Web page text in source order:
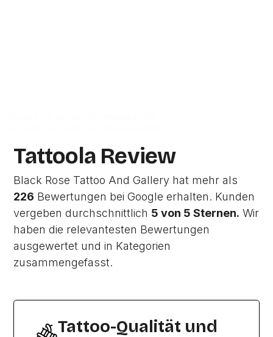
Tattoola Review
Black Rose Tattoo And Gallery hat mehr als
226 Bewertungen bei Google erhalten. Kunden
vergeben durchschnittlich 5 von 5 Sternen. Wir
haben die relevantesten Bewertungen
ausgewertet und in Kategorien
zusammengefasst.
Tattoo-Qualität und